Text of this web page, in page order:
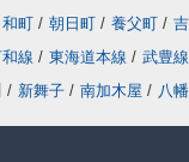
町 / 朝日町 / 養父町 /
線 / 東海道本線 / 武豊線
/ 新舞子 / 南加木屋 / 八